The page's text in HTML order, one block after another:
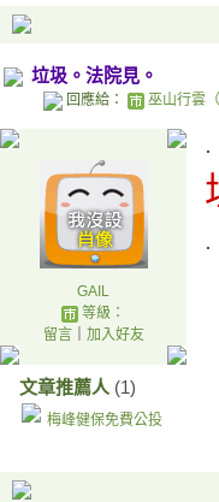
垃圾。法院見。
回應給： 巫山行雲
GAIL
等級：
留言｜ 加入好友
文章推薦人 (1)
梅峰健保免費公投
.
.